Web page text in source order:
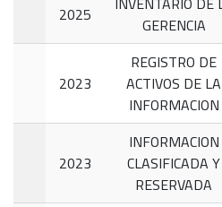
2025
GERENCIA
2023
REGISTRO DE
ACTIVOS DE LA
INFORMACION
2023
INFORMACION
CLASIFICADA Y
RESERVADA